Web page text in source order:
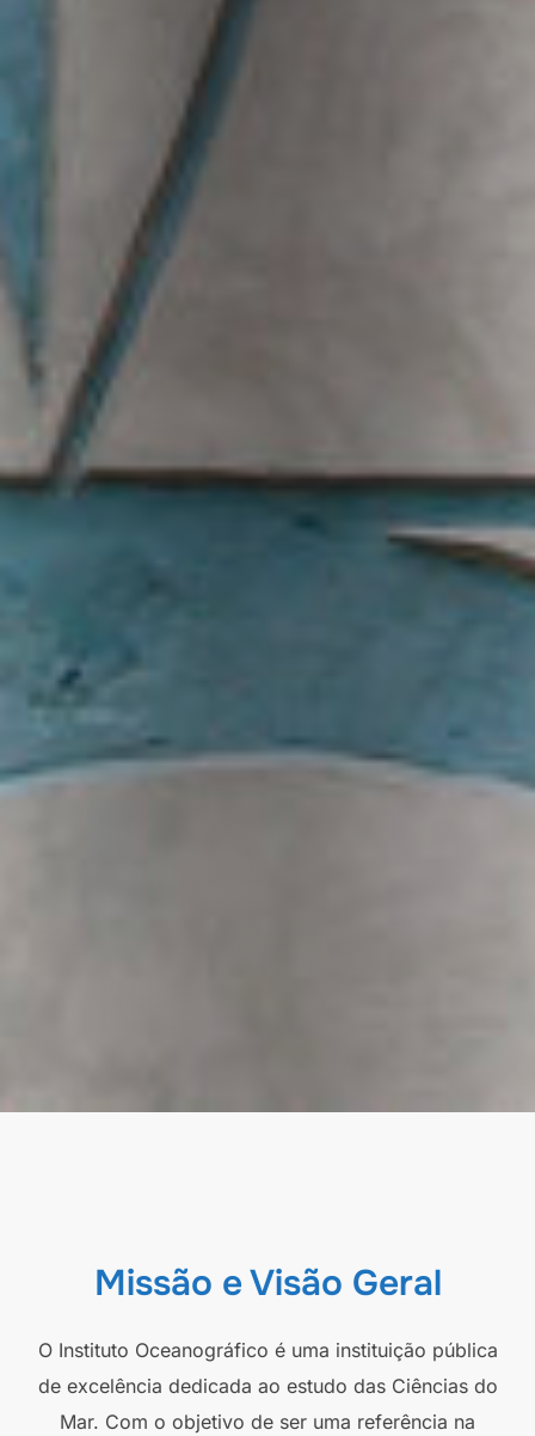
Missão e Visão Geral
O Instituto Oceanográfico é uma instituição pública
de excelência dedicada ao estudo das Ciências do
Mar. Com o objetivo de ser uma referência na